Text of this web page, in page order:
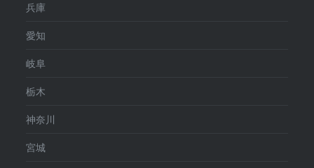
兵庫
愛知
岐阜
栃木
神奈川
宮城